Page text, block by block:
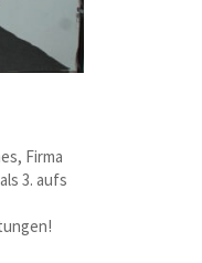
Firma
3. aufs